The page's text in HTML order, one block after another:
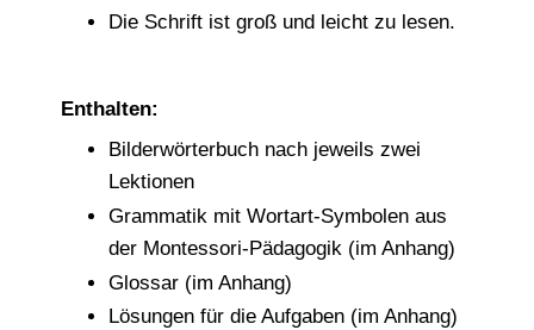
Die Schrift ist groß und leicht zu lesen.
Enthalten:
Bilderwörterbuch nach jeweils zwei
Lektionen
Grammatik mit Wortart-Symbolen aus
der Montessori-Pädagogik (im Anhang)
Glossar (im Anhang)
Lösungen für die Aufgaben (im Anhang)